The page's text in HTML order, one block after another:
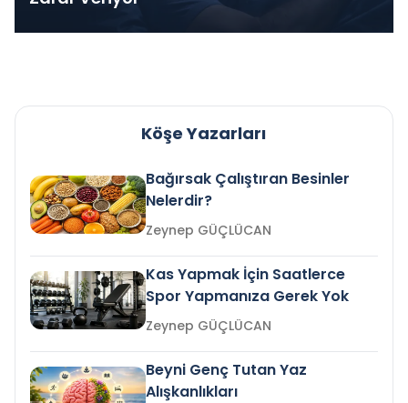
Köşe Yazarları
Bağırsak Çalıştıran Besinler
Nelerdir?
Zeynep GÜÇLÜCAN
Kas Yapmak İçin Saatlerce
Spor Yapmanıza Gerek Yok
Zeynep GÜÇLÜCAN
Beyni Genç Tutan Yaz
Alışkanlıkları